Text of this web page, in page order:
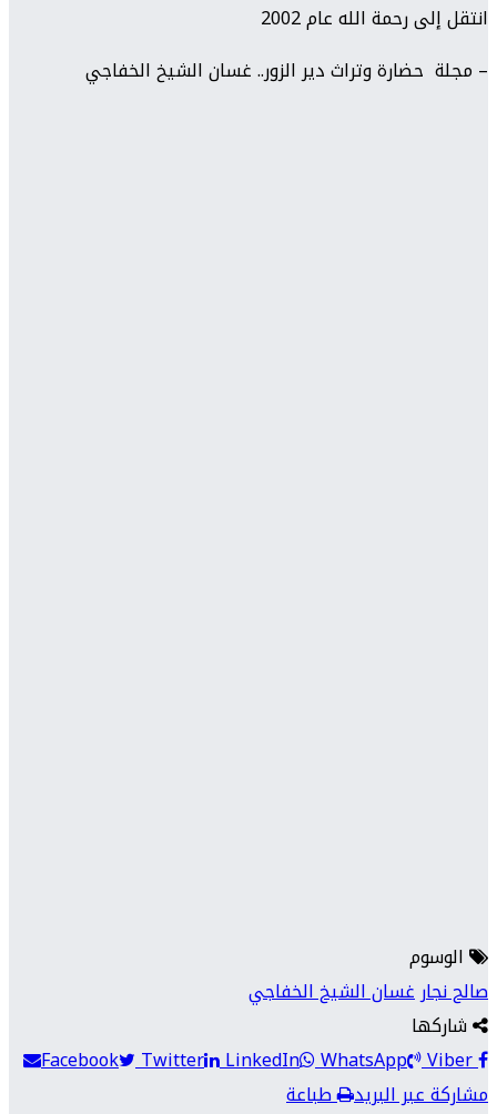
انتقل إلى رحمة الله عام 2002
– مجلة حضارة وتراث دير الزور.. غسان الشيخ الخفاجي
الوسوم
صالح نجارغسان الشيخ الخفاجي
شاركها
Facebook
Twitter LinkedIn WhatsApp Viber
مشاركة عبر البريد
طباعة